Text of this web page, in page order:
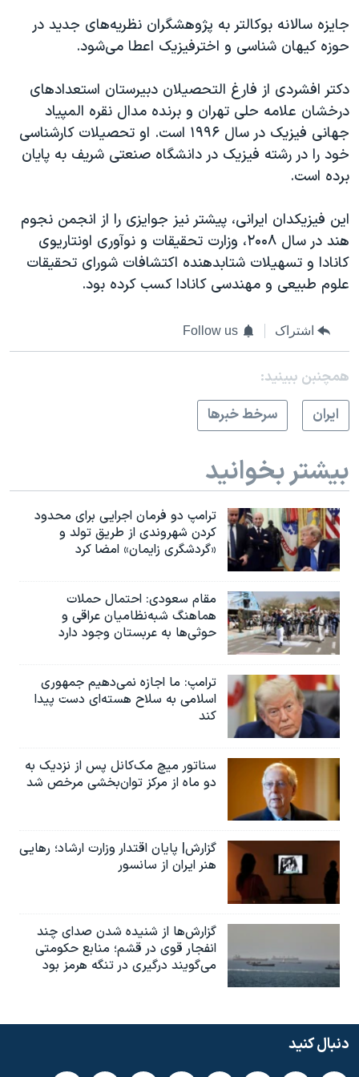
نرگس محمدی برنده جایزه نوبل صلح
صفحه‌های ویژه
سفر پرزیدنت ترامپ به چین
جایزه سالانه بوکالتر به پژوهشگران نظریه‌های جدید در
حوزه کیهان شناسی و اخترفیزیک اعطا می‌شود.
دکتر افشردی از فارغ التحصیلان دبیرستان استعدادهای
درخشان علامه حلی تهران و برنده مدال نقره المپیاد
جهانی فیزیک در سال ۱۹۹۶ است. او تحصیلات کارشناسی
خود را در رشته فیزیک در دانشگاه صنعتی شریف به پایان
برده است.
این فیزیکدان ایرانی، پیشتر نیز جوایزی را از انجمن نجوم
هند در سال ۲۰۰۸، وزارت تحقیقات و نوآوری اونتاریوی
کانادا و تسهیلات شتابدهنده اکتشافات شورای تحقیقات
علوم طبیعی و مهندسی کانادا کسب کرده بود.
اشتراک Follow us
همچنبن ببینید:
ايران
سرخط خبرها
بیشتر بخوانید
ترامپ دو فرمان اجرایی برای محدود
کردن شهروندی از طریق تولد و
«گردشگری زایمان» امضا کرد
مقام سعودی: احتمال حملات
هماهنگ شبه‌نظامیان عراقی و
حوثی‌ها به عربستان وجود دارد
ترامپ: ما اجازه نمی‌دهیم جمهوری
اسلامی به سلاح هسته‌ای دست پیدا
کند
سناتور میچ مک‌کانل پس از نزدیک به
دو ماه از مرکز توان‌بخشی مرخص شد
گزارش| پایان اقتدار وزارت ارشاد؛ رهایی
هنر ایران از سانسور
گزارش‌ها از شنیده شدن صدای چند
انفجار قوی در قشم؛ منابع حکومتی
می‌گویند درگیری در تنگه هرمز بود
دنبال کنید